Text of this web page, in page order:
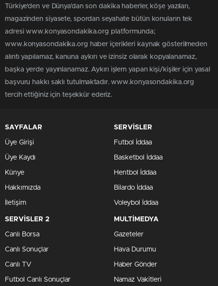
Türkiye'den ve Dünya’dan son dakika haberler, köşe yazıları,
magazinden siyasete, spordan seyahate bütün konuların tek
adresi www.konyasondakika.org platformunda;
www.konyasondakika.org haber içerikleri kaynak gösterilmeden
alıntı yapılamaz, kanuna aykırı ve izinsiz olarak kopyalanamaz,
başka yerde yayınlanamaz. Aykırı işlem yapan kişi/kişiler için yasal
başvuru hakkı saklı tutulmaktadır. www.konyasondakika.org
tercih ettiğiniz için teşekkür ederiz.
SAYFALAR
Üye Girişi
Üye Kaydı
Künye
Hakkımızda
İletişim
SERVİSLER
Futbol İddaa
Basketbol İddaa
Hentbol İddaa
Bilardo İddaa
Voleybol İddaa
SERVİSLER 2
Canlı Borsa
Canlı Sonuçlar
Canlı TV
Futbol Canlı Sonuçlar
MULTİMEDYA
Gazeteler
Hava Durumu
Haber Gönder
Namaz Vakitleri